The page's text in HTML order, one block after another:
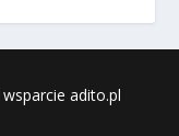
wsparcieadito.pl